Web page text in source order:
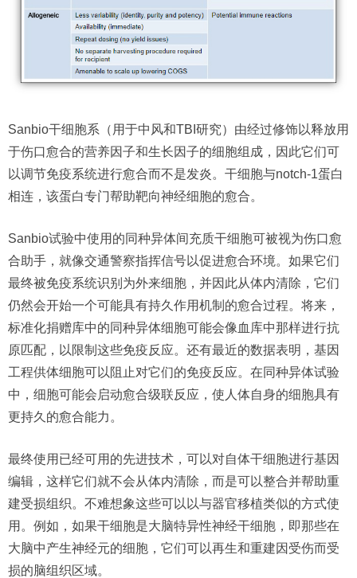
Sanbio干细胞系（用于中风和TBI研究）由经过修饰以释放用
于伤口愈合的营养因子和生长因子的细胞组成，因此它们可
以调节免疫系统进行愈合而不是发炎。干细胞与notch-1蛋白
相连，该蛋白专门帮助靶向神经细胞的愈合。
Sanbio试验中使用的同种异体间充质干细胞可被视为伤口愈
合助手，就像交通警察指挥信号以促进愈合环境。如果它们
最终被免疫系统识别为外来细胞，并因此从体内清除，它们
仍然会开始一个可能具有持久作用机制的愈合过程。将来，
标准化捐赠库中的同种异体细胞可能会像血库中那样进行抗
原匹配，以限制这些免疫反应。还有最近的数据表明，基因
工程供体细胞可以阻止对它们的免疫反应。在同种异体试验
中，细胞可能会启动愈合级联反应，使人体自身的细胞具有
更持久的愈合能力。
最终使用已经可用的先进技术，可以对自体干细胞进行基因
编辑，这样它们就不会从体内清除，而是可以整合并帮助重
建受损组织。不难想象这些可以以与器官移植类似的方式使
用。例如，如果干细胞是大脑特异性神经干细胞，即那些在
大脑中产生神经元的细胞，它们可以再生和重建因受伤而受
损的脑组织区域。